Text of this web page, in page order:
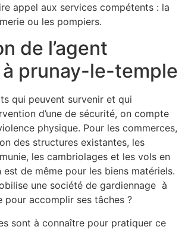
appel aux services compétents : la
ou les pompiers.
de l’agent
prunay-le-temple
qui peuvent survenir et qui
d’une de sécurité, on compte
physique. Pour les commerces,
des structures existantes, les
les cambriolages et les vols en
est de même pour les biens matériels.
une société de gardiennage à
pour accomplir ses tâches ?
sont à connaître pour pratiquer ce